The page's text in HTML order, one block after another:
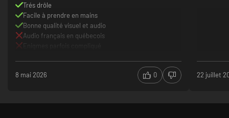
En route pour l'aventure !
Trés drôle
Facile à prendre en mains
Bonne qualité visuel et audio
Audio français en québecois
8 mai 2026 0 22 juillet